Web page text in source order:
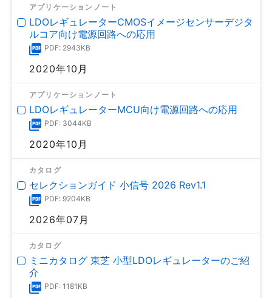
アプリケーションノート
LDOレギュレーターCMOSイメージセンサーデジタ
ルコア向け電源回路への応用
PDF: 2943KB
2020年10月
アプリケーションノート
LDOレギュレーターMCU向け電源回路への応用
PDF: 3044KB
2020年10月
カタログ
セレクションガイド 小信号 2026 Rev1.1
PDF: 9204KB
2026年07月
カタログ
ミニカタログ 東芝 小型LDOレギュレーターのご紹
介
PDF: 1181KB